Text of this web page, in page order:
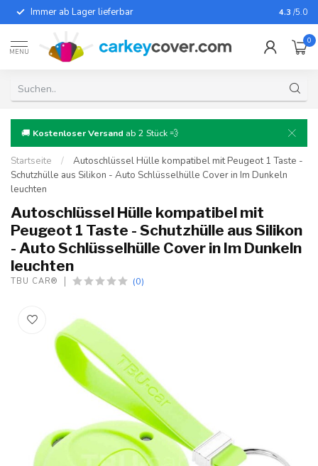
Immer ab Lager lieferbar Für fast
4.3 /5.0
MENU
0
🚚 Kostenloser Versand ab 2 Stück 💨
Startseite /
Autoschlüssel Hülle kompatibel mit Peugeot 1 Taste -
Schutzhülle aus Silikon - Auto Schlüsselhülle Cover in Im Dunkeln
leuchten
Autoschlüssel Hülle kompatibel mit
Peugeot 1 Taste - Schutzhülle aus Silikon
- Auto Schlüsselhülle Cover in Im Dunkeln
leuchten
TBU CAR® (0)